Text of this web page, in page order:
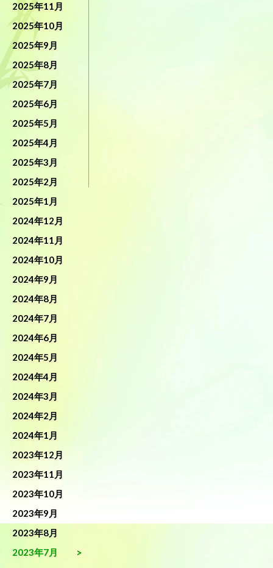
2025年11月
2025年10月
2025年9月
2025年8月
2025年7月
2025年6月
2025年5月
2025年4月
2025年3月
2025年2月
2025年1月
2024年12月
2024年11月
2024年10月
2024年9月
2024年8月
2024年7月
2024年6月
2024年5月
2024年4月
2024年3月
2024年2月
2024年1月
2023年12月
2023年11月
2023年10月
2023年9月
2023年8月
2023年7月